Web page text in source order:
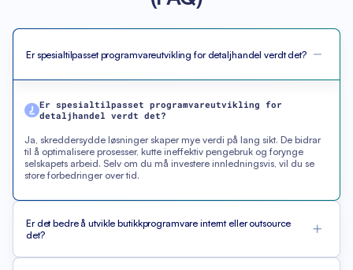
Er spesialtilpasset programvareutvikling for detaljhandel verdt det?
Er spesialtilpasset programvareutvikling for
detaljhandel verdt det?
Ja, skreddersydde løsninger skaper mye verdi på lang sikt. De bidrar
til å optimalisere prosesser, kutte ineffektiv pengebruk og forynge
selskapets arbeid. Selv om du må investere innledningsvis, vil du se
store forbedringer over tid.
Er det bedre å utvikle butikkprogramvare internt eller outsource
det?